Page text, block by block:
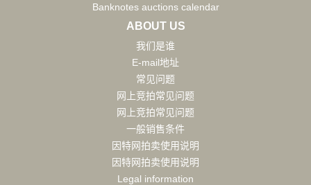
Banknotes auctions calendar
ABOUT US
我们是谁
E-mail地址
常见问题
网上竞拍常见问题
网上竞拍常见问题
一般销售条件
因特网拍卖使用说明
因特网拍卖使用说明
Legal information